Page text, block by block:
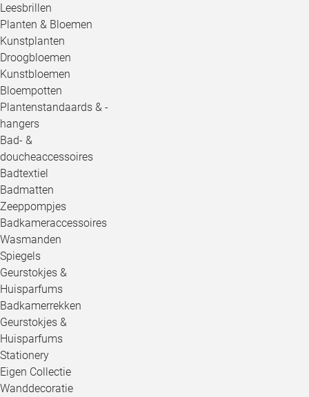
Leesbrillen
Planten & Bloemen
Kunstplanten
Droogbloemen
Kunstbloemen
Bloempotten
Plantenstandaards & -
hangers
Bad- &
doucheaccessoires
Badtextiel
Badmatten
Zeeppompjes
Badkameraccessoires
Wasmanden
Spiegels
Geurstokjes &
Huisparfums
Badkamerrekken
Geurstokjes &
Huisparfums
Stationery
Eigen Collectie
Wanddecoratie